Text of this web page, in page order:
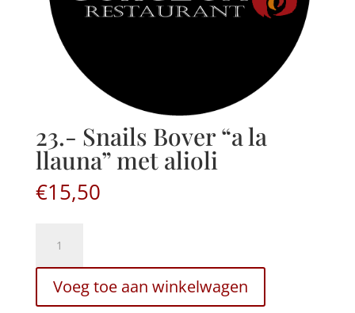
23.- Snails Bover “a la
llauna” met alioli
€15,50
Caracoles
bover
la
Voeg toe aan winkelwagen